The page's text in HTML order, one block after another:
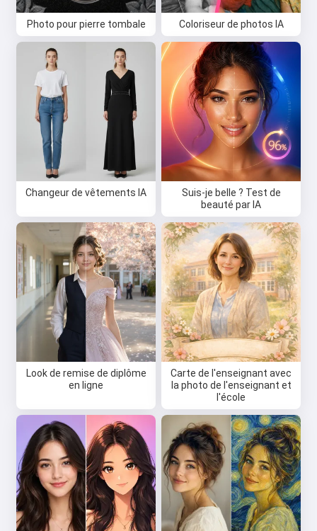
Photo pour pierre tombale Coloriseur de photos IA
Changeur de vêtements IA
Suis-je belle ? Test de
beauté par IA
Look de remise de diplôme
en ligne
Carte de l'enseignant avec
la photo de l'enseignant et
l'école